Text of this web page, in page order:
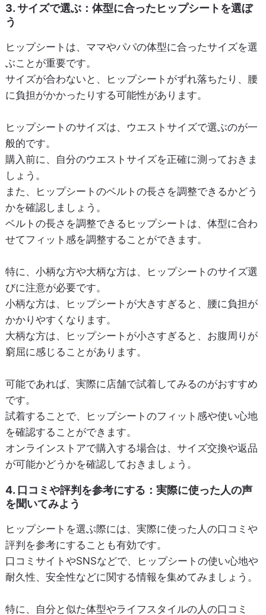
3. サイズで選ぶ：体型に合ったヒップシートを選ぼ
う
ヒップシートは、ママやパパの体型に合ったサイズを選
ぶことが重要です。
サイズが合わないと、ヒップシートがずれ落ちたり、腰
に負担がかかったりする可能性があります。
ヒップシートのサイズは、ウエストサイズで選ぶのが一
般的です。
購入前に、自分のウエストサイズを正確に測っておきま
しょう。
また、ヒップシートのベルトの長さを調整できるかどう
かを確認しましょう。
ベルトの長さを調整できるヒップシートは、体型に合わ
せてフィット感を調整することができます。
特に、小柄な方や大柄な方は、ヒップシートのサイズ選
びに注意が必要です。
小柄な方は、ヒップシートが大きすぎると、腰に負担が
かかりやすくなります。
大柄な方は、ヒップシートが小さすぎると、お腹周りが
窮屈に感じることがあります。
可能であれば、実際に店舗で試着してみるのがおすすめ
です。
試着することで、ヒップシートのフィット感や使い心地
を確認することができます。
オンラインストアで購入する場合は、サイズ交換や返品
が可能かどうかを確認しておきましょう。
4. 口コミや評判を参考にする：実際に使った人の声
を聞いてみよう
ヒップシートを選ぶ際には、実際に使った人の口コミや
評判を参考にすることも有効です。
口コミサイトやSNSなどで、ヒップシートの使い心地や
耐久性、安全性などに関する情報を集めてみましょう。
特に、自分と似た体型やライフスタイルの人の口コミ